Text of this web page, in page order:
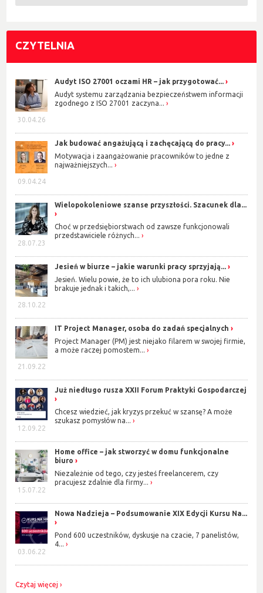
CZYTELNIA
30.04.26
Audyt ISO 27001 oczami HR – jak przygotować...
Audyt systemu zarządzania bezpieczeństwem informacji
zgodnego z ISO 27001 zaczyna...
09.04.24
Jak budować angażującą i zachęcającą do pracy...
Motywacja i zaangażowanie pracowników to jedne z
najważniejszych...
28.07.23
Wielopokoleniowe szanse przyszłości. Szacunek dla...
Choć w przedsiębiorstwach od zawsze funkcjonowali
przedstawiciele różnych...
28.10.22
Jesień w biurze – jakie warunki pracy sprzyjają...
Jesień. Wielu powie, że to ich ulubiona pora roku. Nie
brakuje jednak i takich,...
21.09.22
IT Project Manager, osoba do zadań specjalnych
Project Manager (PM) jest niejako filarem w swojej firmie,
a może raczej pomostem...
12.09.22
Już niedługo rusza XXII Forum Praktyki Gospodarczej
Chcesz wiedzieć, jak kryzys przekuć w szansę? A może
szukasz pomysłów na...
15.07.22
Home office – jak stworzyć w domu funkcjonalne
biuro
Niezależnie od tego, czy jesteś freelancerem, czy
pracujesz zdalnie dla firmy...
03.06.22
Nowa Nadzieja – Podsumowanie XIX Edycji Kursu Na...
Pond 600 uczestników, dyskusje na czacie, 7 panelistów,
4...
Czytaj więcej